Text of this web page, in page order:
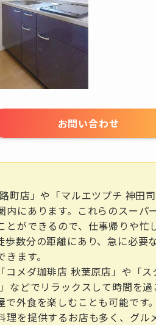
お問い合わせ
町店」や「マルエツプチ 神田
内にあります。これらのスーパ
とができるので、仕事帰りや忙
歩数分の距離にあり、急に必要
ます。
コメダ珈琲店 秋葉原店」や「ス
などでリラックスして時間を
で外食を楽しむことも可能です
理を提供するお店も多く、グル